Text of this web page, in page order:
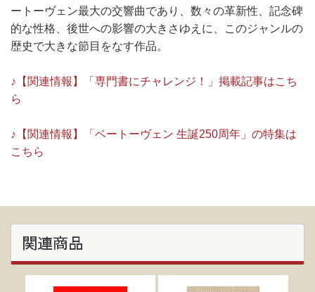
ートーヴェン最大の交響曲であり、数々の革新性、記念碑
的な性格、後世への影響の大きさゆえに、このジャンルの
歴史で大きな節目をなす作品。
♪【関連情報】「専門書にチャレンジ！」掲載記事はこち
ら
♪【関連情報】「ベートーヴェン 生誕250周年」の特集は
こちら
関連商品